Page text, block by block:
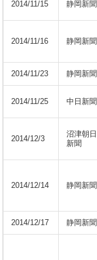
2014/11/15 静岡新聞
2014/11/16 静岡新聞
2014/11/23 静岡新聞
2014/11/25 中日新聞
2014/12/3
沼津朝日
新聞
2014/12/14 静岡新聞
2014/12/17 静岡新聞